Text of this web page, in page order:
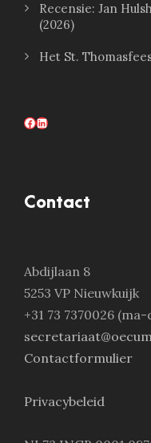
Recensie: Jan
(2026)
Het St.
Facebook LinkedIn
Contact
Abdijlaan 8
5253 VP Nieuwkuijk
+31 73 7370026 (ma-
Contactformulier
Privacybeleid